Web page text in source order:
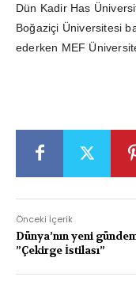
Dün Kadir Has
Boğaziçi Üniversitesi
ederken MEF
Önceki İçerik
Dünya’nın yeni
”Çekirge İstilası”